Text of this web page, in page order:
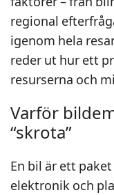
regional
igenom hela
reder ut hur ett
resurserna och
Varför
“skrota”
En bil är ett
elektronik och